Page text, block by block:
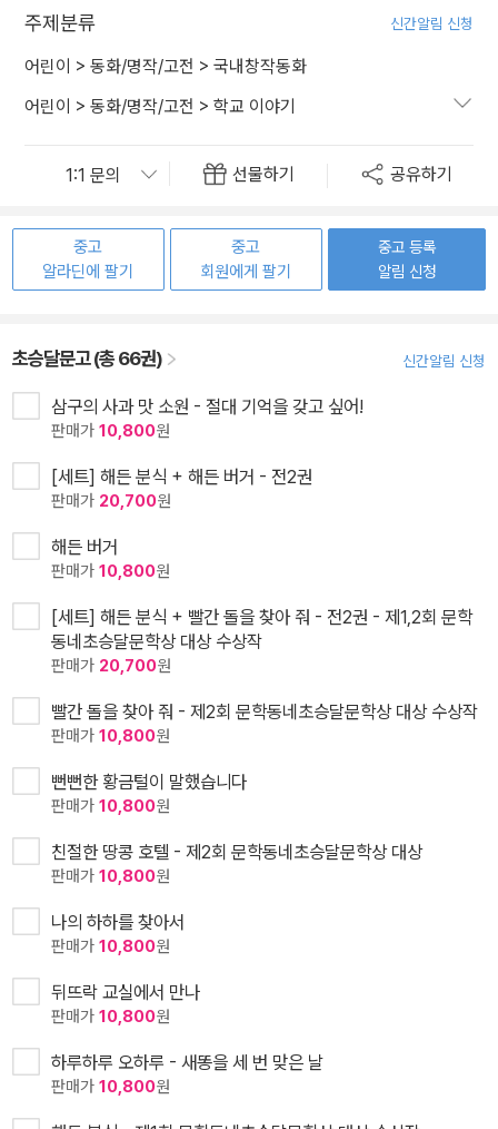
주제분류 신간알림 신청
어린이 > 동화/명작/고전 > 국내창작동화
어린이 > 동화/명작/고전 > 학교 이야기
선물하기 공유하기
중고
알라딘에 팔기
중고
회원에게 팔기
중고 등록
알림 신청
초승달문고 (총 66권) 신간알림 신청
삼구의 사과 맛 소원 - 절대 기억을 갖고 싶어!
판매가 10,800원
[세트] 해든 분식 + 해든 버거 - 전2권
판매가 20,700원
해든 버거
판매가 10,800원
[세트] 해든 분식 + 빨간 돌을 찾아 줘 - 전2권 - 제1,2회 문학
동네초승달문학상 대상 수상작
판매가 20,700원
빨간 돌을 찾아 줘 - 제2회 문학동네초승달문학상 대상 수상작
판매가 10,800원
뻔뻔한 황금털이 말했습니다
판매가 10,800원
친절한 땅콩 호텔 - 제2회 문학동네초승달문학상 대상
판매가 10,800원
나의 하하를 찾아서
판매가 10,800원
뒤뜨락 교실에서 만나
판매가 10,800원
하루하루 오하루 - 새똥을 세 번 맞은 날
판매가 10,800원